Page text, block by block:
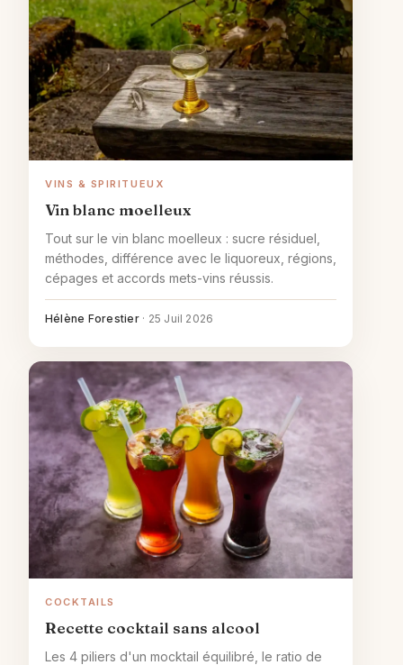
VINS & SPIRITUEUX
Vin blanc moelleux
Tout sur le vin blanc moelleux : sucre résiduel,
méthodes, différence avec le liquoreux, régions,
cépages et accords mets-vins réussis.
Hélène Forestier · 25 Juil 2026
COCKTAILS
Recette cocktail sans alcool
Les 4 piliers d'un mocktail équilibré, le ratio de